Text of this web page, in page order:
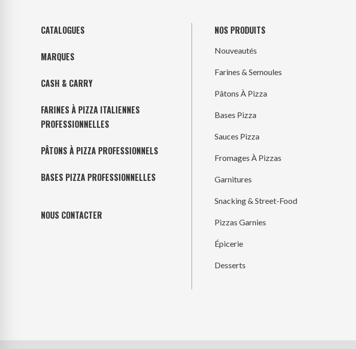
CATALOGUES
MARQUES
CASH & CARRY
FARINES À PIZZA ITALIENNES
PROFESSIONNELLES
PÂTONS À PIZZA PROFESSIONNELS
BASES PIZZA PROFESSIONNELLES
NOUS CONTACTER
NOS PRODUITS
Nouveautés
Farines & Semoules
Pâtons À Pizza
Bases Pizza
Sauces Pizza
Fromages À Pizzas
Garnitures
Snacking & Street-Food
Pizzas Garnies
Épicerie
Desserts